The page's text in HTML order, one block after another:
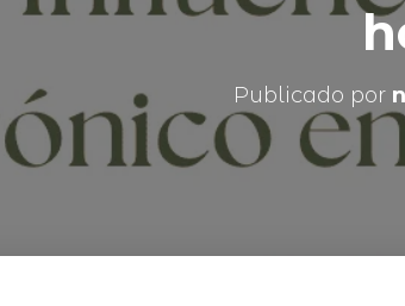
Publicado por